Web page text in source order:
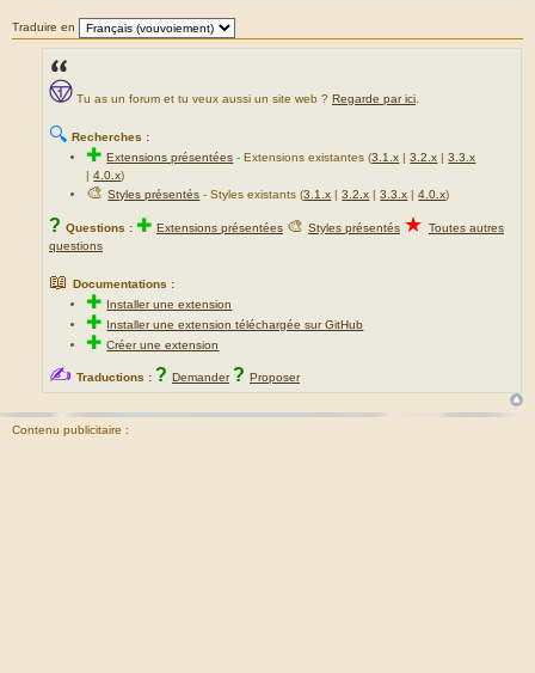
Traduire en
Tu as un forum et tu veux aussi un site web ? Regarde par ici.
🔍 Recherches :
✚Extensions présentées - Extensions existantes (3.1.x |3.2.x |3.3.x
|4.0.x)
🎨Styles présentés - Styles existants (3.1.x |3.2.x |3.3.x |4.0.x)
? Questions : ✚ Extensions présentées 🎨 Styles présentés ★ Toutes autres
questions
📖 Documentations :
✚ Installer une extension
✚ Installer une extension téléchargée sur GitHub
✚Créer une extension
✍ Traductions : ? Demander ? Proposer
Contenu publicitaire :